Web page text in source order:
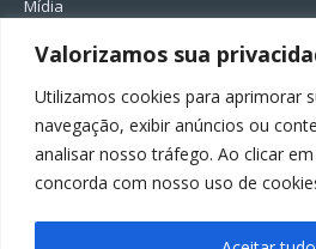
Valorizamos sua
Utilizamos cookies para aprimorar
navegação, exibir anúncios ou
analisar nosso tráfego. Ao clicar
concorda com nosso uso de
Mídia
Entretenimento
Política